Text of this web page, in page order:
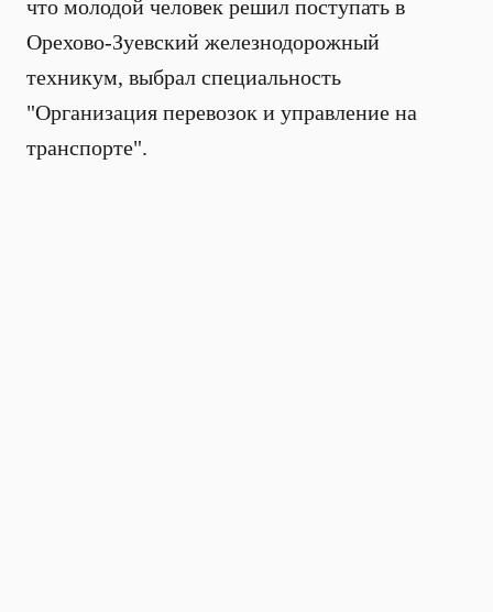
что молодой человек решил поступать в
Орехово-Зуевский железнодорожный
техникум, выбрал специальность
"Организация перевозок и управление на
транспорте".